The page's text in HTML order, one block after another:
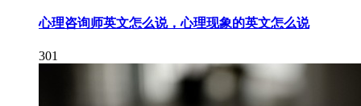
心理咨询师英文怎么说，心理现象的英文怎么说
301